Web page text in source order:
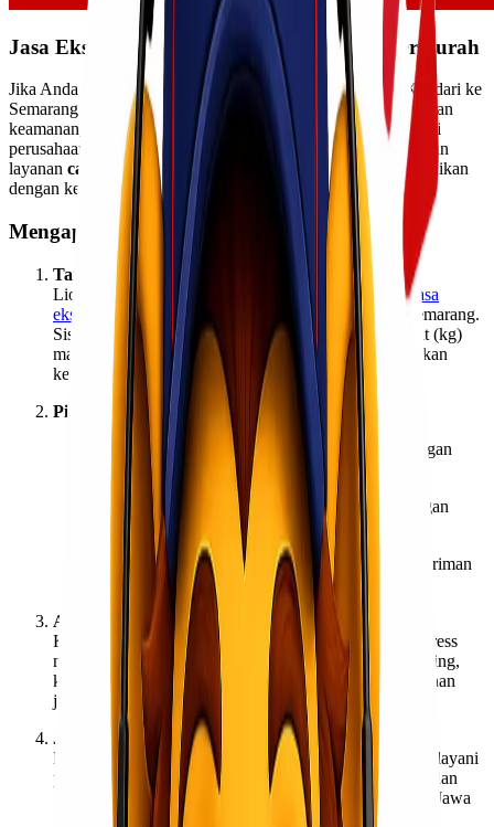
Jasa Ekspedisi Cargo Kendari Semarang Termurah
Jika Anda sedang mencari solusi pengiriman barang dari Kendari ke
Semarang dengan harga terjangkau namun tetap mengutamakan
keamanan,
Lionel Express adalah pilihan yang tepat. Sebagai
perusahaan ekspedisi terpercaya, Lionel Express menghadirkan
layanan cargo darat, laut, maupun udara
yang bisa disesuaikan
dengan kebutuhan pengiriman Anda.
Mengapa Memilih Lionel Express?
Tarif Kompetitif & Transparan
Lionel Express dikenal sebagai salah satu penyediajasa
ekspedisi dengan tarif murah untuk rute Kendari – Semarang.
Sistem perhitungan biaya jelas, baik berdasarkan berat (kg)
maupun volume, sehingga pelanggan bisa menyesuaikan
kebutuhan tanpa khawatir biaya tersembunyi.
Pilihan Layanan Lengkap
Reguler Service
: Cocok untuk pengiriman dengan
jadwal normal dan biaya ekonomis.
Express Service
: Untuk kebutuhan urgent dengan
estimasi waktu lebih cepat.
ECO Service : Pilihan paling hemat untuk pengiriman
barang dalam jumlah besar.
Aman & Terpercaya
Keamanan barang selalu menjadi prioritas. Lionel Express
menyediakan layanan packing tambahan seperti wrapping,
kayu, atau palet agar barang tetap aman selama perjalanan
jauh dari Kendari menuju Semarang.
Jangkauan Luas
Dengan jaringan yang kuat, Lionel Express mampu melayani
pengiriman bukan hanya di kota besar seperti Kendari dan
Semarang, tetapi juga area sekitar di Sulawesi maupun Jawa